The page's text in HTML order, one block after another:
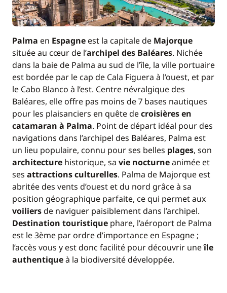
Palma en Espagne est la capitale de Majorque
située au cœur de l’archipel des Baléares. Nichée
dans la baie de Palma au sud de l’île, la ville portuaire
est bordée par le cap de Cala Figuera à l’ouest, et par
le Cabo Blanco à l’est. Centre névralgique des
Baléares, elle offre pas moins de 7 bases nautiques
pour les plaisanciers en quête decroisières en
catamaran à Palma. Point de départ idéal pour des
navigations dans l’archipel des Baléares, Palma est
un lieu populaire, connu pour ses belles plages, son
architecture historique, sa vie nocturneanimée et
ses attractions culturelles. Palma de Majorque est
abritée des vents d’ouest et du nord grâce à sa
position géographique parfaite, ce qui permet aux
voiliersde naviguer paisiblement dans l’archipel.
Destination touristique phare, l’aéroport de Palma
est le 3ème par ordre d’importance en Espagne ;
l’accès vous y est donc facilité pour découvrir uneîle
authentiqueà la biodiversité développée.